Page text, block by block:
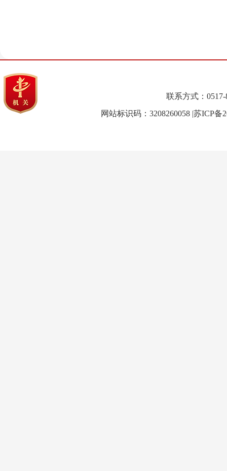
联系方式：0517-
网站标识码：3208260058 |苏ICP备